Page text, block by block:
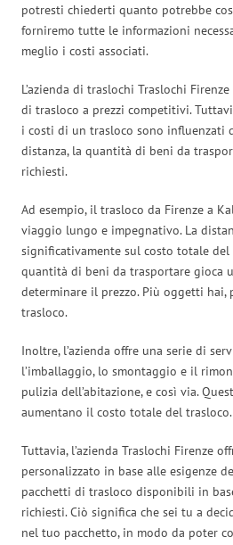
potresti chiederti quanto potrebbe
forniremo tutte le informazioni
meglio i costi associati.
L’azienda di traslochi Traslochi
di trasloco a prezzi competitivi.
i costi di un trasloco sono influenzati
distanza, la quantità di beni da
richiesti.
Ad esempio, il trasloco da Firenze a
viaggio lungo e impegnativo. La
significativamente sul costo totale del
quantità di beni da trasportare gioca
determinare il prezzo. Più oggetti
trasloco.
Inoltre, l’azienda offre una serie di
l’imballaggio, lo smontaggio e il
pulizia dell’abitazione, e così via.
aumentano il costo totale del trasloco.
Tuttavia, l’azienda Traslochi Firenze
personalizzato in base alle esigenze
pacchetti di trasloco disponibili in
richiesti. Ciò significa che sei tu a
nel tuo pacchetto, in modo da poter